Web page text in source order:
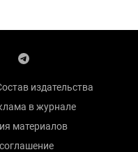
издательства
в журнале
материалов